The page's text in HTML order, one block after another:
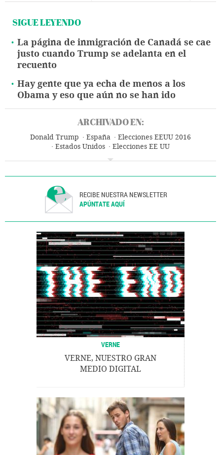
SIGUE LEYENDO
La página de inmigración de Canadá se cae
justo cuando Trump se adelanta en el
recuento
Hay gente que ya echa de menos a los
Obama y eso que aún no se han ido
ARCHIVADO EN:
Donald Trump España
Elecciones EEUU 2016
Estados Unidos
Elecciones EE UU
RECIBE NUESTRA NEWSLETTER
APÚNTATE AQUÍ
VERNE
VERNE, NUESTRO GRAN
MEDIO DIGITAL